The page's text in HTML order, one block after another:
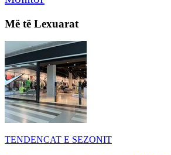
Më të Lexuarat
TENDENCAT E SEZONIT